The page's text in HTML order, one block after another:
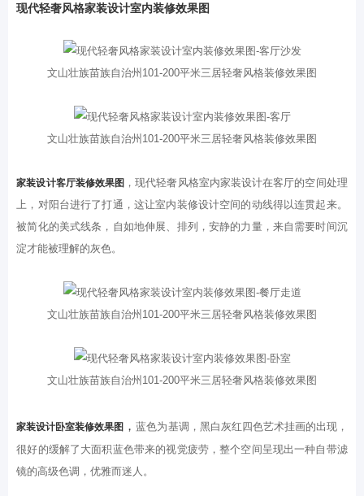
现代轻奢风格家装设计室内装修效果图
文山壮族苗族自治州101-200平米三居轻奢风格装修效果图
文山壮族苗族自治州101-200平米三居轻奢风格装修效果图
家装设计客厅装修效果图 ，现代轻奢风格室内家装设计在客厅的空间处理
上，对阳台进行了打通，这让室内装修设计空间的动线得以连贯起来。
被简化的美式线条，自如地伸展、排列，安静的力量，来自需要时间沉
淀才能被理解的灰色。
文山壮族苗族自治州101-200平米三居轻奢风格装修效果图
文山壮族苗族自治州101-200平米三居轻奢风格装修效果图
家装设计卧室装修效果图 ，蓝色为基调，黑白灰红四色艺术挂画的出现，
很好的缓解了大面积蓝色带来的视觉疲劳，整个空间呈现出一种自带滤
镜的高级色调，优雅而迷人。